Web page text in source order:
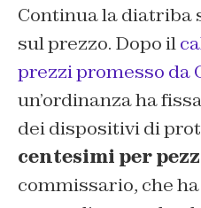
Continua la diatriba
sul prezzo. Dopo il
prezzi promesso da
un’ordinanza ha
dei dispositivi di
centesimi per
commissario, che